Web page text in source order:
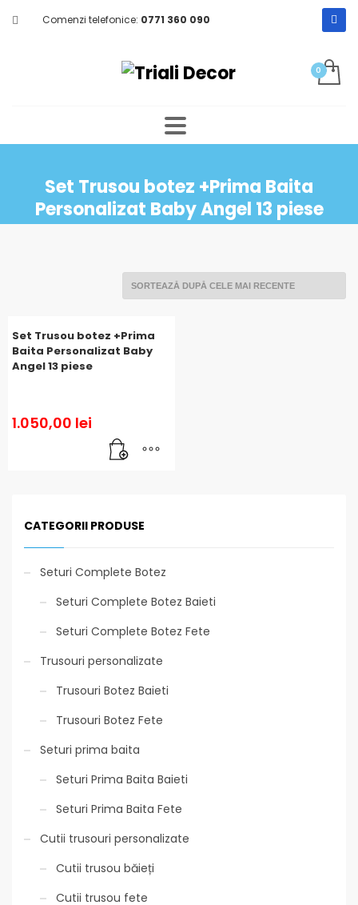
Comenzi telefonice: 0771 360 090
Set Trusou botez +Prima Baita
Personalizat Baby Angel 13 piese
Set Trusou botez +Prima
Baita Personalizat Baby
Angel 13 piese
1.050,00 lei
CATEGORII PRODUSE
Seturi Complete Botez
Seturi Complete Botez Baieti
Seturi Complete Botez Fete
Trusouri personalizate
Trusouri Botez Baieti
Trusouri Botez Fete
Seturi prima baita
Seturi Prima Baita Baieti
Seturi Prima Baita Fete
Cutii trusouri personalizate
Cutii trusou băieți
Cutii trusou fete